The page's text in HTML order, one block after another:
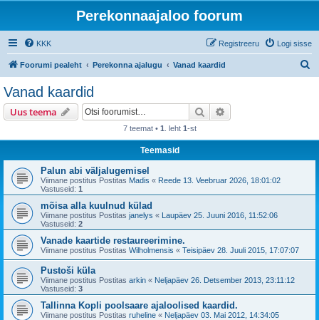
Perekonnaajaloo foorum
KKK Logi sisse
Registreeru
Foorumi pealeht Perekonna ajalugu Vanad kaardid
Vanad kaardid
Uus teema Otsi
7 teemat • 1 . leht 1-st
Teemasid
Palun abi väljalugemisel
Viimane postitus Postitas Madis « Reede 13. Veebruar 2026, 18:01:02
Vastuseid: 1
mõisa alla kuulnud külad
Viimane postitus Postitas janelys « Laupäev 25. Juuni 2016, 11:52:06
Vastuseid: 2
Vanade kaartide restaureerimine.
Viimane postitus Postitas Wilholmensis « Teisipäev 28. Juuli 2015, 17:07:07
Pustoši küla
Viimane postitus Postitas arkin « Neljapäev 26. Detsember 2013, 23:11:12
Vastuseid: 3
Tallinna Kopli poolsaare ajaloolised kaardid.
Viimane postitus Postitas ruheline « Neljapäev 03. Mai 2012, 14:34:05